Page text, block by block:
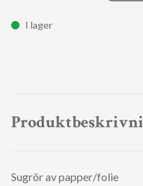
I lager
Sugrör av papper/folie